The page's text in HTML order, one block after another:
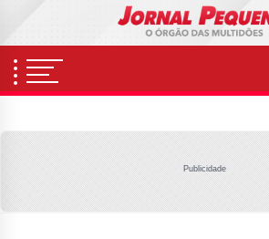
content
Publicidade